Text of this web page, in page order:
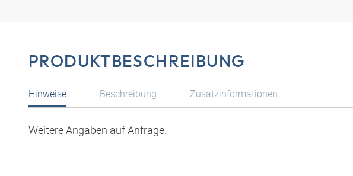
PRODUKTBESCHREIBUNG
Hinweise
Weitere Angaben auf Anfrage.
Beschreibung Zusatzinformationen